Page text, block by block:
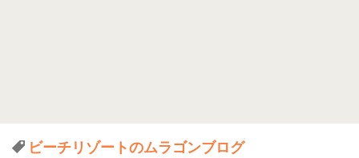
ビーチリゾートのムラゴンブログ